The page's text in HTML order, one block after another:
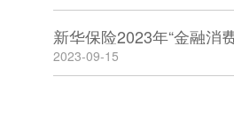
新华保险2023年“金融消
2023-09-15